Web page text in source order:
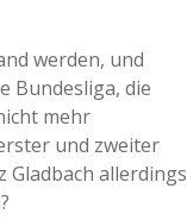
werden, und
Bundesliga, die
mehr
und zweiter
allerdings